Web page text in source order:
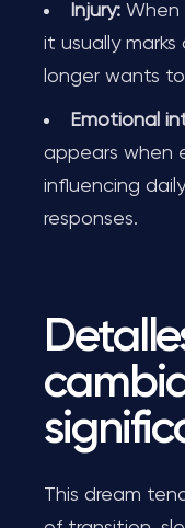
Injury: When
it usually
longer wants
Emotional
appears when
influencing
responses.
This dream